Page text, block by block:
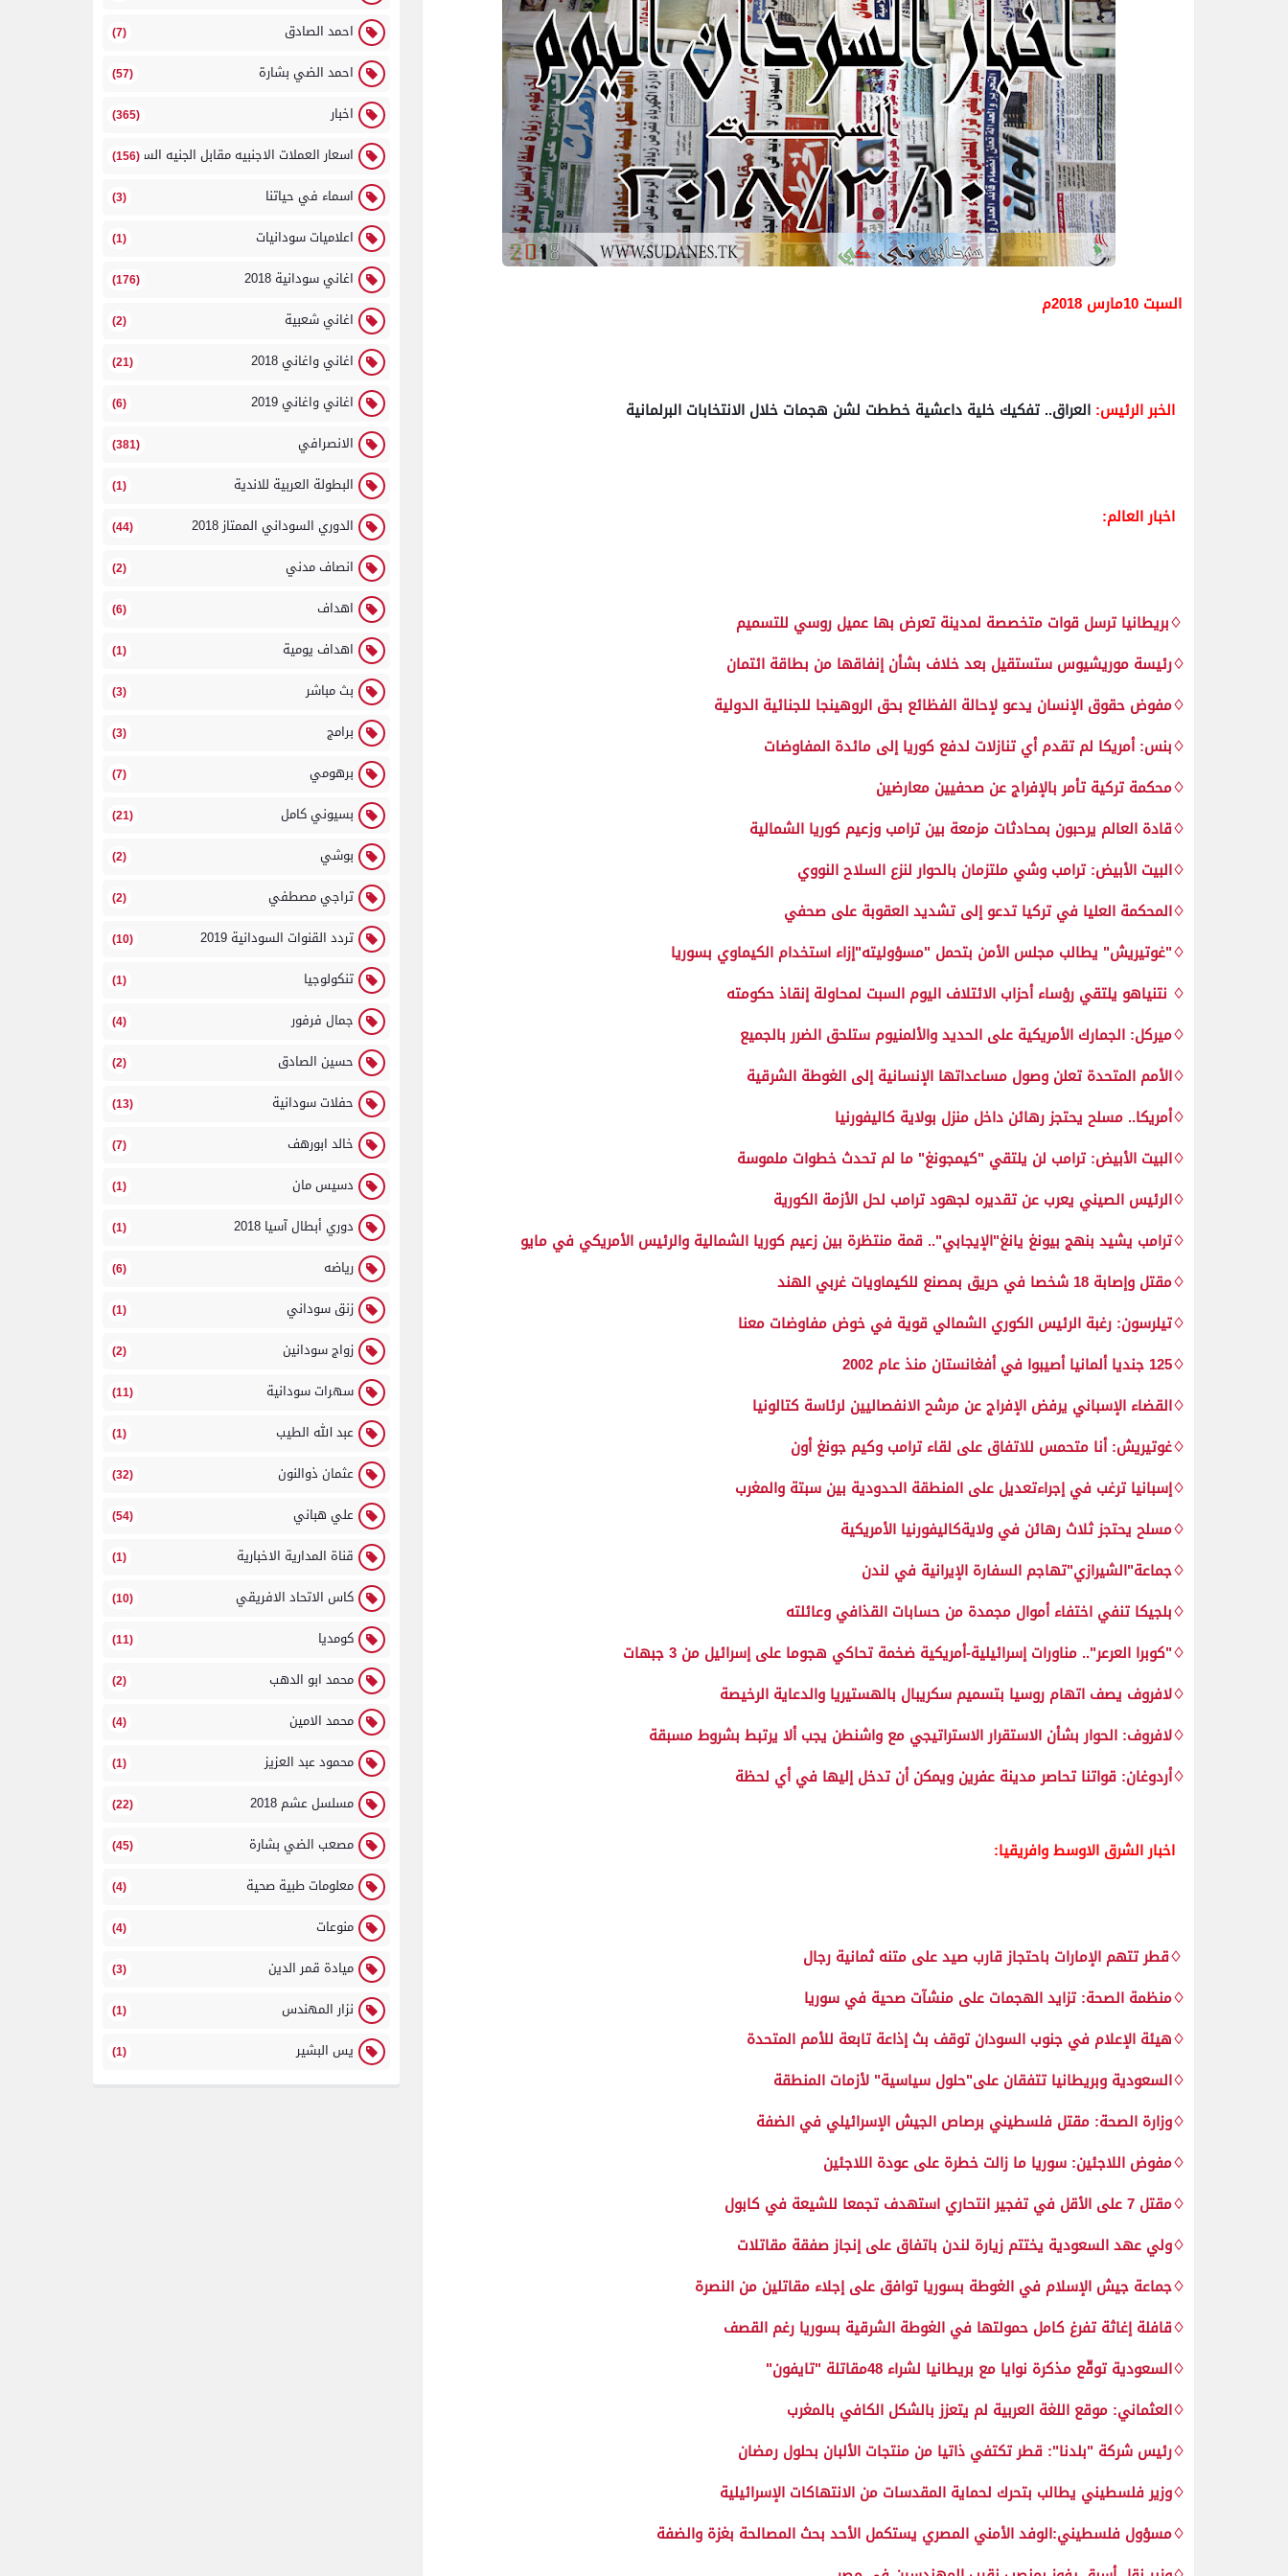
السبت 10مارس 2018م
الخبر الرئيس: العراق.. تفكيك خلية داعشية خططت لشن هجمات خلال الانتخابات البرلمانية
اخبار العالم:
♢بريطانيا ترسل قوات متخصصة لمدينة تعرض بها عميل روسي للتسميم
♢رئيسة موريشيوس ستستقيل بعد خلاف بشأن إنفاقها من بطاقة ائتمان
♢مفوض حقوق الإنسان يدعو لإحالة الفظائع بحق الروهينجا للجنائية الدولية
♢بنس: أمريكا لم تقدم أي تنازلات لدفع كوريا إلى مائدة المفاوضات
♢محكمة تركية تأمر بالإفراج عن صحفيين معارضين
♢قادة العالم يرحبون بمحادثات مزمعة بين ترامب وزعيم كوريا الشمالية
♢البيت الأبيض: ترامب وشي ملتزمان بالحوار لنزع السلاح النووي
♢المحكمة العليا في تركيا تدعو إلى تشديد العقوبة على صحفي
♢"غوتيريش" يطالب مجلس الأمن بتحمل "مسؤوليته"إزاء استخدام الكيماوي بسوريا
♢ نتنياهو يلتقي رؤساء أحزاب الائتلاف اليوم السبت لمحاولة إنقاذ حكومته
♢ميركل: الجمارك الأمريكية على الحديد والألمنيوم ستلحق الضرر بالجميع
♢الأمم المتحدة تعلن وصول مساعداتها الإنسانية إلى الغوطة الشرقية
♢أمريكا.. مسلح يحتجز رهائن داخل منزل بولاية كاليفورنيا
♢البيت الأبيض: ترامب لن يلتقي "كيمجونغ" ما لم تحدث خطوات ملموسة
♢الرئيس الصيني يعرب عن تقديره لجهود ترامب لحل الأزمة الكورية
♢ترامب يشيد بنهج بيونغ يانغ"الإيجابي".. قمة منتظرة بين زعيم كوريا الشمالية والرئيس الأمريكي في مايو
♢مقتل وإصابة 18 شخصا في حريق بمصنع للكيماويات غربي الهند
♢تيلرسون: رغبة الرئيس الكوري الشمالي قوية في خوض مفاوضات معنا
♢125 جنديا ألمانيا أصيبوا في أفغانستان منذ عام 2002
♢القضاء الإسباني يرفض الإفراج عن مرشح الانفصاليين لرئاسة كتالونيا
♢غوتيريش: أنا متحمس للاتفاق على لقاء ترامب وكيم جونغ أون
♢إسبانيا ترغب في إجراءتعديل على المنطقة الحدودية بين سبتة والمغرب
♢مسلح يحتجز ثلاث رهائن في ولايةكاليفورنيا الأمريكية
♢جماعة"الشيرازي"تهاجم السفارة الإيرانية في لندن
♢بلجيكا تنفي اختفاء أموال مجمدة من حسابات القذافي وعائلته
♢"كوبرا العرعر".. مناورات إسرائيلية-أمريكية ضخمة تحاكي هجوما على إسرائيل من 3 جبهات
♢لافروف يصف اتهام روسيا بتسميم سكريبال بالهستيريا والدعاية الرخيصة
♢لافروف: الحوار بشأن الاستقرار الاستراتيجي مع واشنطن يجب ألا يرتبط بشروط مسبقة
♢أردوغان: قواتنا تحاصر مدينة عفرين ويمكن أن تدخل إليها في أي لحظة
اخبار الشرق الاوسط وافريقيا:
♢قطر تتهم الإمارات باحتجاز قارب صيد على متنه ثمانية رجال
♢منظمة الصحة: تزايد الهجمات على منشآت صحية في سوريا
♢هيئة الإعلام في جنوب السودان توقف بث إذاعة تابعة للأمم المتحدة
♢السعودية وبريطانيا تتفقان على"حلول سياسية" لأزمات المنطقة
♢وزارة الصحة: مقتل فلسطيني برصاص الجيش الإسرائيلي في الضفة
♢مفوض اللاجئين: سوريا ما زالت خطرة على عودة اللاجئين
♢مقتل 7 على الأقل في تفجير انتحاري استهدف تجمعا للشيعة في كابول
♢ولي عهد السعودية يختتم زيارة لندن باتفاق على إنجاز صفقة مقاتلات
♢جماعة جيش الإسلام في الغوطة بسوريا توافق على إجلاء مقاتلين من النصرة
♢قافلة إغاثة تفرغ كامل حمولتها في الغوطة الشرقية بسوريا رغم القصف
♢السعودية توقّع مذكرة نوايا مع بريطانيا لشراء 48مقاتلة "تايفون"
♢العثماني: موقع اللغة العربية لم يتعزز بالشكل الكافي بالمغرب
♢رئيس شركة "بلدنا": قطر تكتفي ذاتيا من منتجات الألبان بحلول رمضان
♢وزير فلسطيني يطالب بتحرك لحماية المقدسات من الانتهاكات الإسرائيلية
♢مسؤول فلسطيني:الوفد الأمني المصري يستكمل الأحد بحث المصالحة بغزة والضفة
احمد الصادق (7)
احمد الضي بشارة (57)
اخبار (365)
اسعار العملات الاجنبيه مقابل الجنيه السوداني
(156)
اسماء في حياتنا (3)
اعلاميات سودانيات (1)
اغاني سودانية 2018 (176)
اغاني شعبية (2)
اغاني واغاني 2018 (21)
اغاني واغاني 2019 (6)
الانصرافي (381)
البطولة العربية للاندية (1)
الدوري السوداني الممتاز 2018 (44)
انصاف مدني (2)
اهداف (6)
اهداف يومية (1)
بث مباشر (3)
برامج (3)
برهومي (7)
بسيوني كامل (21)
بوشي (2)
تراجي مصطفي (2)
تردد القنوات السودانية 2019 (10)
تنكولوجيا (1)
جمال فرفور (4)
حسين الصادق (2)
حفلات سودانية (13)
خالد ابورهف (7)
دسيس مان (1)
دوري أبطال آسيا 2018 (1)
رياضه (6)
زنق سوداني (1)
زواج سودانين (2)
سهرات سودانية (11)
عبد الله الطيب (1)
عثمان ذوالنون (32)
علي هباني (54)
قناة المدارية الاخبارية (1)
كاس الاتحاد الافريقي (10)
كومديا (11)
محمد ابو الدهب (2)
محمد الامين (4)
محمود عبد العزيز (1)
مسلسل عشم 2018 (22)
مصعب الضي بشارة (45)
معلومات طبية صحية (4)
منوعات (4)
ميادة قمر الدين (3)
نزار المهندس (1)
يس البشير (1)